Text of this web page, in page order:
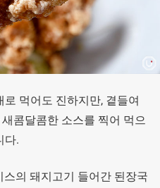
먹어도 진하지만, 곁들여
콤달콤한 소스를 찍어 먹으
다.
의 돼지고기 들어간 된장국